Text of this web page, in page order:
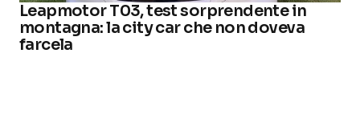
Leapmotor T03, test sorprendente in
montagna: la city car che non doveva
farcela